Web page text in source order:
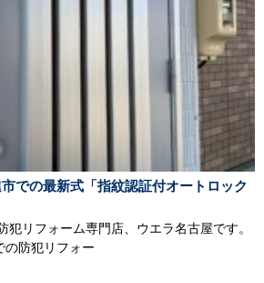
での最新式「指紋認証付オートロック
犯リフォーム専門店、ウエラ名古屋です。
の防犯リフォー